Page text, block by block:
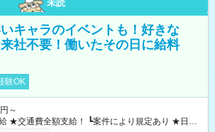
未読
キャラのイベントも！好きな
社不要！働いたその日に給料
験OK
～
★日払